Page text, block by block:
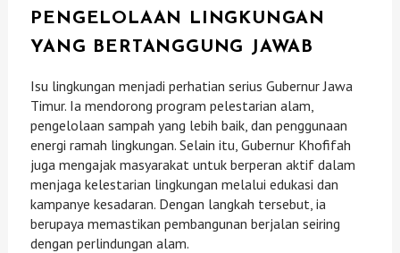
PENGELOLAAN LINGKUNGAN
YANG BERTANGGUNG JAWAB
Isu lingkungan menjadi perhatian serius Gubernur Jawa
Timur. Ia mendorong program pelestarian alam,
pengelolaan sampah yang lebih baik, dan penggunaan
energi ramah lingkungan. Selain itu, Gubernur Khofifah
juga mengajak masyarakat untuk berperan aktif dalam
menjaga kelestarian lingkungan melalui edukasi dan
kampanye kesadaran. Dengan langkah tersebut, ia
berupaya memastikan pembangunan berjalan seiring
dengan perlindungan alam.